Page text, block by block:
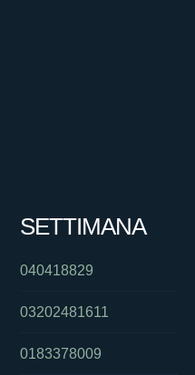
SETTIMANA
040418829
03202481611
0183378009